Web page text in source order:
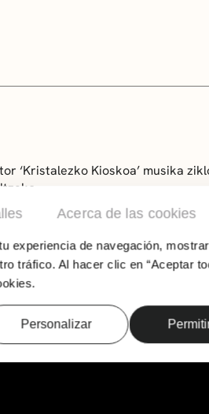
Acerca de las cookies
experiencia de navegación,
tráfico. Al hacer clic en “Aceptar
Personalizar
‘Kristalezko Kioskoa’ musika
Ortega abeslariaren eta Joaquín
eta zorrotz bezain
handiak (Billy Strayhorn,
dituen errepertorio mimatu
honetan, tradizioari